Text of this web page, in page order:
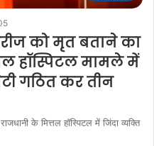
को मृत बताने का
हॉस्पिटल मामले में
गठित कर तीन
के मित्तल हॉस्पिटल में जिंदा व्यक्ति